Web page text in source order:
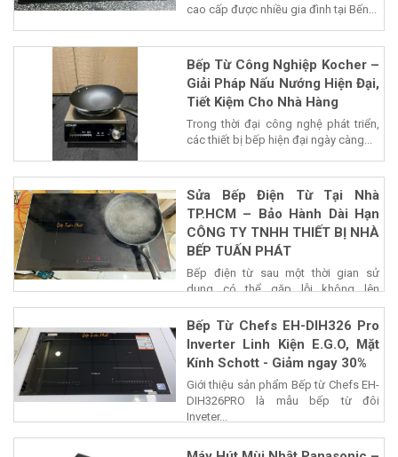
cao cấp được nhiều gia đình tại Bến...
Bếp Từ Công Nghiệp Kocher –
Giải Pháp Nấu Nướng Hiện Đại,
Tiết Kiệm Cho Nhà Hàng
Trong thời đại công nghệ phát triển,
các thiết bị bếp hiện đại ngày càng...
Sửa Bếp Điện Từ Tại Nhà
TP.HCM – Bảo Hành Dài Hạn
CÔNG TY TNHH THIẾT BỊ NHÀ
BẾP TUẤN PHÁT
Bếp điện từ sau một thời gian sử
dụng có thể gặp lỗi không lên
nguồn,...
Bếp Từ Chefs EH-DIH326 Pro
Inverter Linh Kiện E.G.O, Mặt
Kính Schott - Giảm ngay 30%
Giới thiệu sản phẩm Bếp từ Chefs EH-
DIH326PRO là mẫu bếp từ đôi
Inveter...